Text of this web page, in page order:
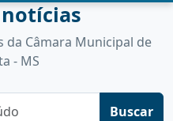
notícias
da Câmara Municipal de
- MS
Buscar